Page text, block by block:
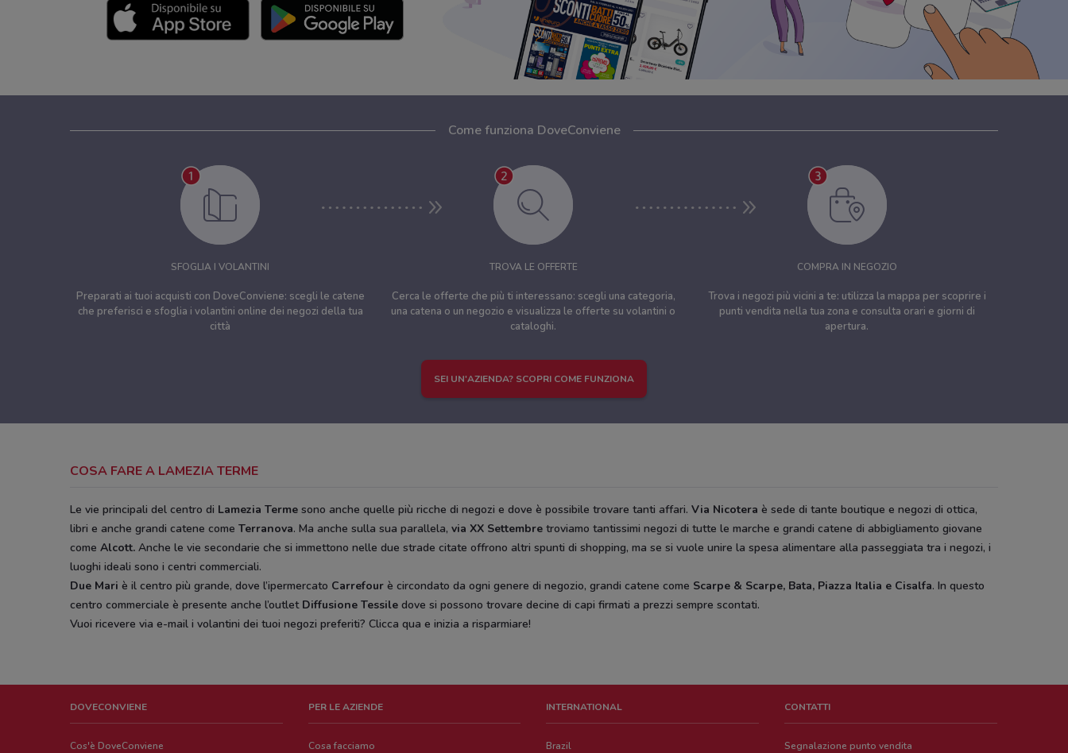
Come funziona DoveConviene
SFOGLIA I VOLANTINI
Preparati ai tuoi acquisti con DoveConviene: scegli le catene
che preferisci e sfoglia i volantini online dei negozi della tua
città
TROVA LE OFFERTE
Cerca le offerte che più ti interessano: scegli una categoria,
una catena o un negozio e visualizza le offerte su volantini o
cataloghi.
COMPRA IN NEGOZIO
Trova i negozi più vicini a te: utilizza la mappa per scoprire i
punti vendita nella tua zona e consulta orari e giorni di
apertura.
SEI UN'AZIENDA? SCOPRI COME FUNZIONA
COSA FARE A LAMEZIA TERME
Le vie principali del centro di Lamezia Terme sono anche quelle più ricche di negozi e dove è possibile trovare tanti affari. Via Nicotera è sede di tante boutique e negozi di ottica,
libri e anche grandi catene come Terranova. Ma anche sulla sua parallela, via XX Settembre troviamo tantissimi negozi di tutte le marche e grandi catene di abbigliamento giovane
come Alcott. Anche le vie secondarie che si immettono nelle due strade citate offrono altri spunti di shopping, ma se si vuole unire la spesa alimentare alla passeggiata tra i negozi, i
luoghi ideali sono i centri commerciali.
Due Mari è il centro più grande, dove l’ipermercato Carrefour è circondato da ogni genere di negozio, grandi catene come Scarpe & Scarpe, Bata, Piazza Italia e Cisalfa. In questo
centro commerciale è presente anche l’outlet Diffusione Tessile dove si possono trovare decine di capi firmati a prezzi sempre scontati.
Vuoi ricevere via e-mail i volantini dei tuoi negozi preferiti? Clicca qua e inizia a risparmiare!
DOVECONVIENE
Cos'è DoveConviene
PER LE AZIENDE
Cosa facciamo
INTERNATIONAL
Brazil
CONTATTI
Segnalazione punto vendita